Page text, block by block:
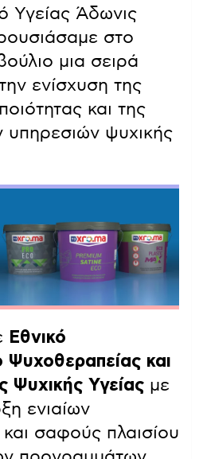
Υγείας Άδωνις
στο
μια σειρά
ενίσχυση της
και της
υπηρεσιών ψυχικής
Εθνικό
Ψυχοθεραπείας και
Ψυχικής Υγείας με
ενιαίων
σαφούς πλαισίου